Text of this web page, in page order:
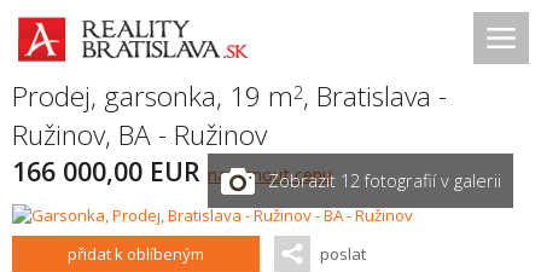
Prodej, garsonka, 19 m2, Bratislava -
Ružinov, BA - Ružinov
166 000,00 EUR navrhnout cenuZobrazit 12 fotografií v galerii
přidat k oblíbeným poslat